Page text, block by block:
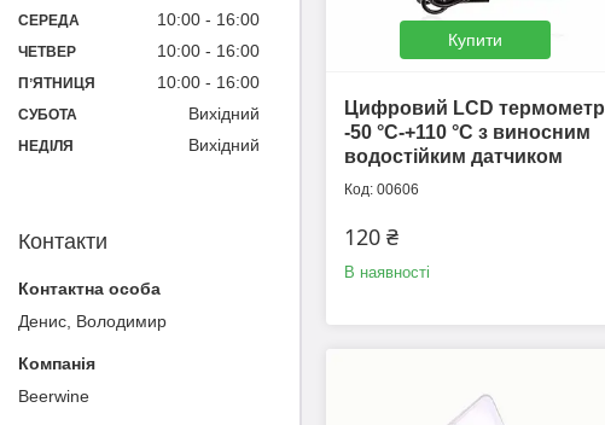
Купити
Цифровий LCD термометр
-50 °C-+110 °C з виносним
водостійким датчиком
00606
120 ₴
В наявності
СЕРЕДА 10:00 16:00
ЧЕТВЕР 10:00 16:00
ПʼЯТНИЦЯ 10:00 16:00
СУБОТА Вихідний
НЕДІЛЯ Вихідний
Контакти
Денис, Володимир
Beerwine